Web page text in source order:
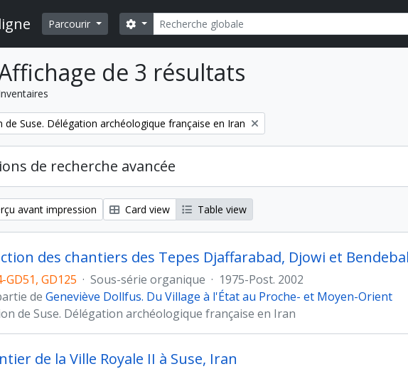
Parcourir Rechercher
Search options
de 3 résultats
filter:
de Suse. Délégation archéologique française en Iran
de recherche avancée
avant impression Card view Table view
des chantiers des Tepes Djaffarabad, Djowi et
GD51, GD125 · Sous-série organique · 1975-Post. 2002
de Geneviève Dollfus. Du Village à l'État au Proche- et Moyen-Orient
de Suse. Délégation archéologique française en Iran
de la Ville Royale II à Suse, Iran